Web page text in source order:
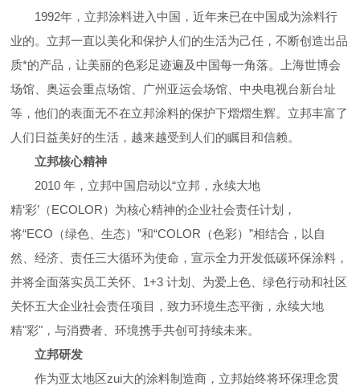
1992年，立邦涂料进入中国，近年来已在中国成为涂料行
业的。 立邦一直以美化和保护人们的生活为己任，不断创造出品
质*的产品，让美丽的色彩足迹遍及中国每一角落。上海世博会
场馆、奥运会重点场馆、广州亚运会场馆、中央电视台新台址
等，他们的表面无不在立邦涂料的保护下熠熠生辉。立邦丰富了
人们日益美好的生活，越来越受到人们的瞩目和信赖。
立邦核心精神
2010年，立邦中国启动以“立邦，永续大地
精‘彩’ （ECOLOR）为核心精神的企业社会责任计划，
将“ECO （绿色、生态）”和“COLOR （色彩）”相结合，以自
然、经济、责任三大循环为使命，宣示全力开发低碳环保涂料，
并将全面落实员工关怀、 1+3计划、为爱上色、绿色行动和社区
关怀五大企业社会责任项目，致力环境生态平衡，永续大地
精"彩" ，与消费者、环境携手共创可持续未来。
立邦研发
作为亚太地区zui大的涂料制造商，立邦始终将环保理念贯